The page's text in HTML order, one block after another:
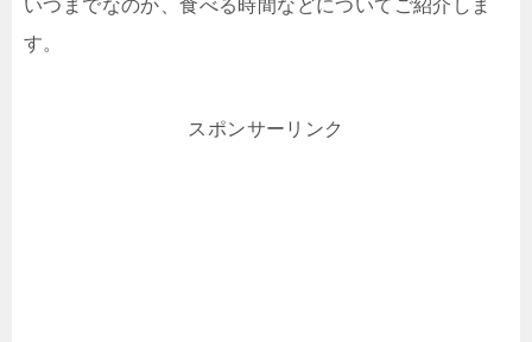
いつまでなのか、食べる時間などについてご紹介しま
す。
スポンサーリンク